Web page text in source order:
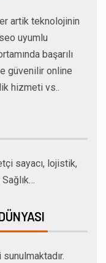
artik teknolojinin
uyumlu
başarılı
güvenilir online
hizmeti vs..
sayacı, lojistik,